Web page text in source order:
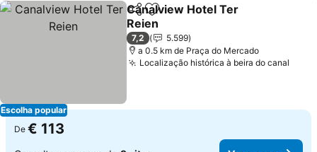
Escolha popular
PartilharAdicionar aos favoritos
Canalview Hotel Ter
Reien
7,2
5.599
a 0.5 km de Praça do Mercado
Localização histórica à beira do canal
De € 113